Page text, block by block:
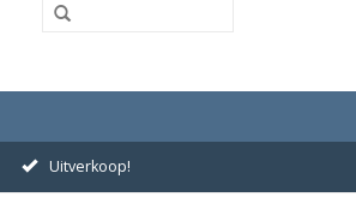
Uitverkoop!